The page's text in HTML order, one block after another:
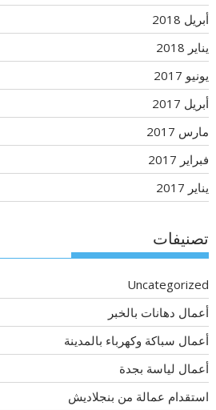
أبريل 2018
يناير 2018
يونيو 2017
أبريل 2017
مارس 2017
فبراير 2017
يناير 2017
تصنيفات
Uncategorized
أعمال دهانات بالخبر
أعمال سباكة وكهرباء بالمدينة
أعمال لياسة بجدة
استقدام عمالة من بنجلاديش